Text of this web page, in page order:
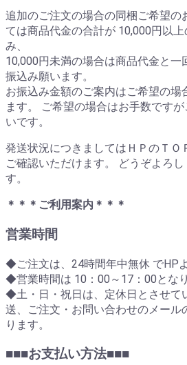
追加のご注文の場合の同梱ご希望の
ては商品代金の合計が 10,000円以
み、
10,000円未満の場合は商品代金と一
振込み願います。
お振込み金額のご案内はご希望の場
ます。 ご希望の場合はお手数です
いです。
発送状況につきましてはＨＰのＴＯ
ご確認いただけます。 どうぞよろ
す。
＊＊＊ご利用案内＊＊＊
営業時間
◆ご注文は、24時間年中無休 でHP
◆営業時間は 10：00～17：00となり
◆土・日・祝日は、定休日とさせて
送、ご注文・お問い合わせのメール
ります。
■■■お支払い方法■■■